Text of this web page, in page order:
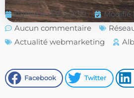
Publié le 03/01/2019
Modifié
Aucun commentaire
Actualité webmarketing
Facebook Twitter